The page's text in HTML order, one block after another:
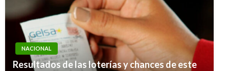
NACIONAL
Resultados de las loterías y chances de este